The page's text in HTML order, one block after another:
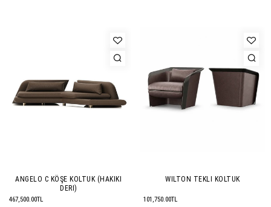
ANGELO C KÖŞE KOLTUK (HAKIKI
DERI)
467,500.00TL
WILTON TEKLI KOLTUK
101,750.00TL